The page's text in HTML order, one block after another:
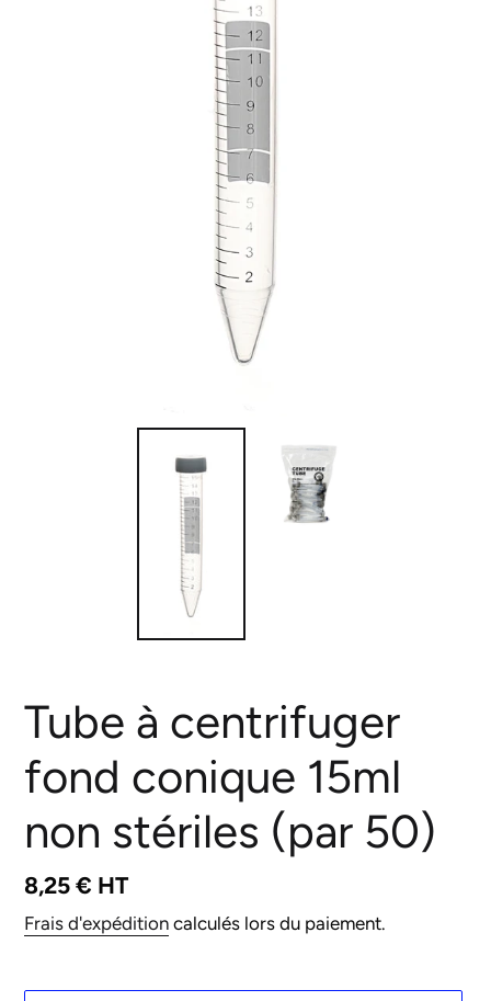
Tube à centrifuger
fond conique 15ml
non stériles (par 50)
Prix
normal
8,25 € HT
Frais d'expédition calculés lors du paiement.